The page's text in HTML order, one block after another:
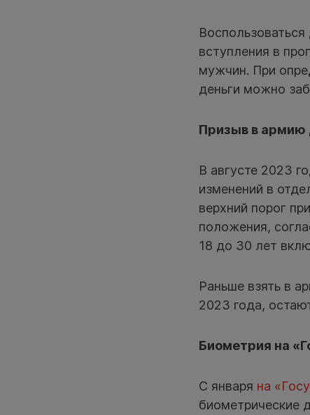
вступления в
мужчин. При
деньги можно
Призыв в армию
В августе 2023
изменений в
верхний порог
положения,
18 до 30 лет
Раньше взять в
2023 года,
Биометрия на
С января на
биометрические